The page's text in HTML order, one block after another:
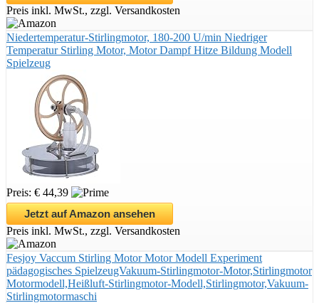
Preis inkl. MwSt., zzgl. Versandkosten
Niedertemperatur-Stirlingmotor, 180-200 U/min Niedriger
Temperatur Stirling Motor, Motor Dampf Hitze Bildung Modell
Spielzeug
Preis: € 44,39
Jetzt auf Amazon ansehen
Preis inkl. MwSt., zzgl. Versandkosten
Fesjoy Vaccum Stirling Motor Motor Modell Experiment
pädagogisches SpielzeugVakuum-Stirlingmotor-Motor,Stirlingmotor
Motormodell,Heißluft-Stirlingmotor-Modell,Stirlingmotor,Vakuum-
Stirlingmotormaschi